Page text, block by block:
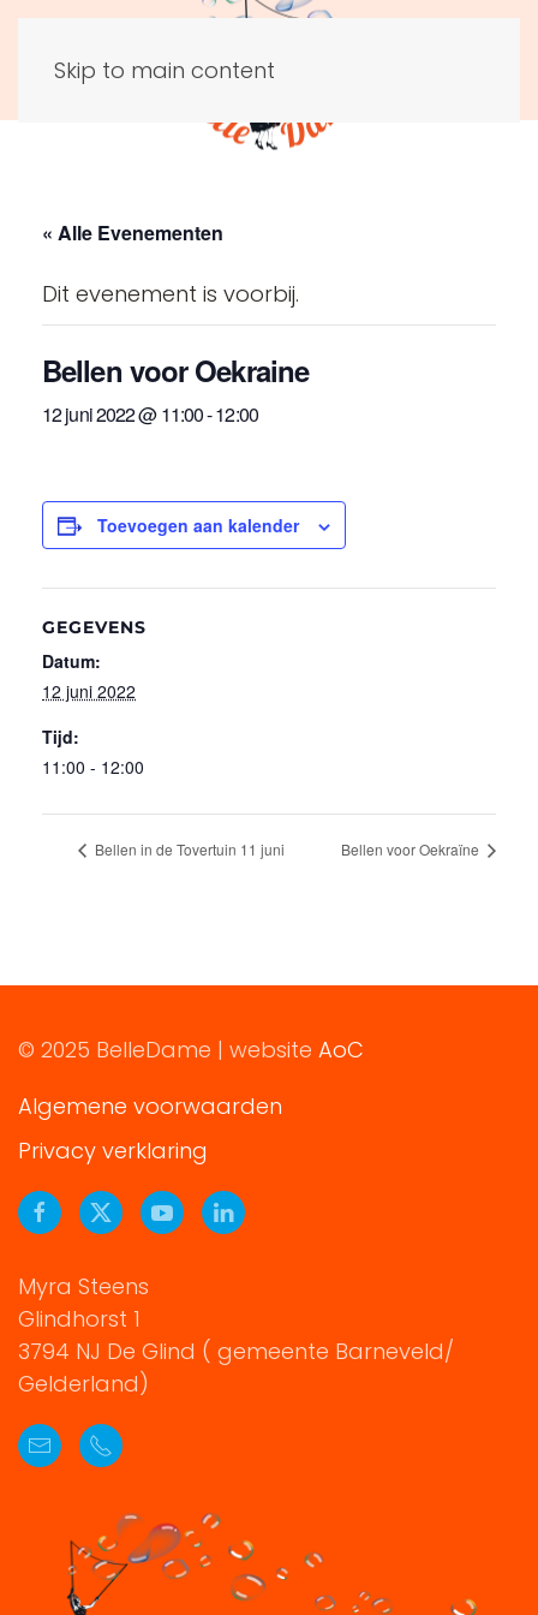
Skip to main content
« Alle Evenementen
Dit evenement is voorbij.
Bellen voor Oekraine
12 juni 2022 @ 11:00-12:00
Toevoegen aan kalender
GEGEVENS
Datum:
12 juni 2022
Tijd:
11:00 - 12:00
Bellen in de Tovertuin 11 juni Bellen voor Oekraïne
© 2025 BelleDame | website AoC
Algemene voorwaarden
Privacy verklaring
Myra Steens
Glindhorst 1
3794 NJ De Glind ( gemeente Barneveld/
Gelderland)